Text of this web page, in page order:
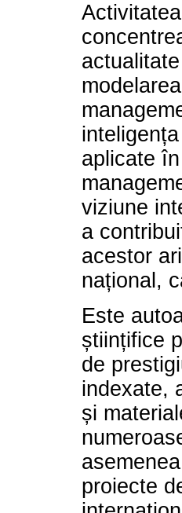
aplicate
viziune
a
acestor
național,
Este
științifice
de
indexate,
și
proiecte